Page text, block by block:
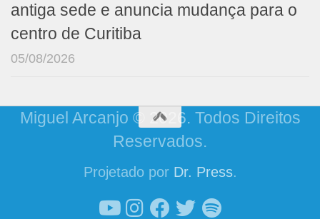
antiga sede e anuncia mudança para o
centro de Curitiba
05/08/2026
Miguel Arcanjo © 2026. Todos Direitos
Reservados.
Projetado por Dr. Press.